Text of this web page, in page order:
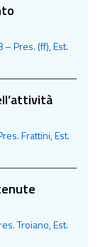
Pres. (ff), Est.
Frattini, Est.
Troiano, Est.